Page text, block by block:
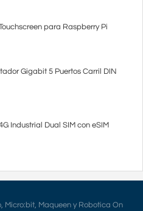
para Raspberry Pi
Gigabit 5 Puertos Carril DIN
Industrial Dual SIM con eSIM
Micro:bit, Maqueen y Robotica On